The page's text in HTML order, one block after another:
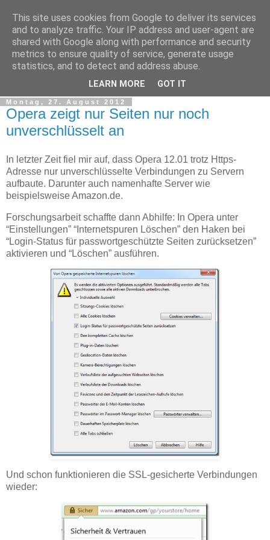
tobsen.de
Dinge die das Leben erleichtern, Wissenswertes, C# und
Montag, 27. August 2012
Opera zeigt nur Seiten nur noch
unverschlüsselt an
In letzter Zeit fiel mir auf, dass Opera 12.01 trotz Https-
Adresse nur unverschlüsselte Verbindungen zu Servern
aufbaute. Darunter auch namenhafte Server wie
beispielsweise Amazon.de.
Forschungsarbeit schaffte dann Abhilfe: In Opera unter
“Einstellungen” “Internetspuren Löschen” den Haken bei
“Login-Status für passwortgeschützte Seiten zurücksetzen”
aktivieren und “Löschen” ausführen.
Und schon funktionieren die SSL-gesicherte Verbindungen
wieder:
This site uses cookies from Google to deliver its services
and to analyze traffic. Your IP address and user-agent are
shared with Google along with performance and security
metrics to ensure quality of service, generate usage
statistics, and to detect and address abuse.
LEARN MORE GOT IT